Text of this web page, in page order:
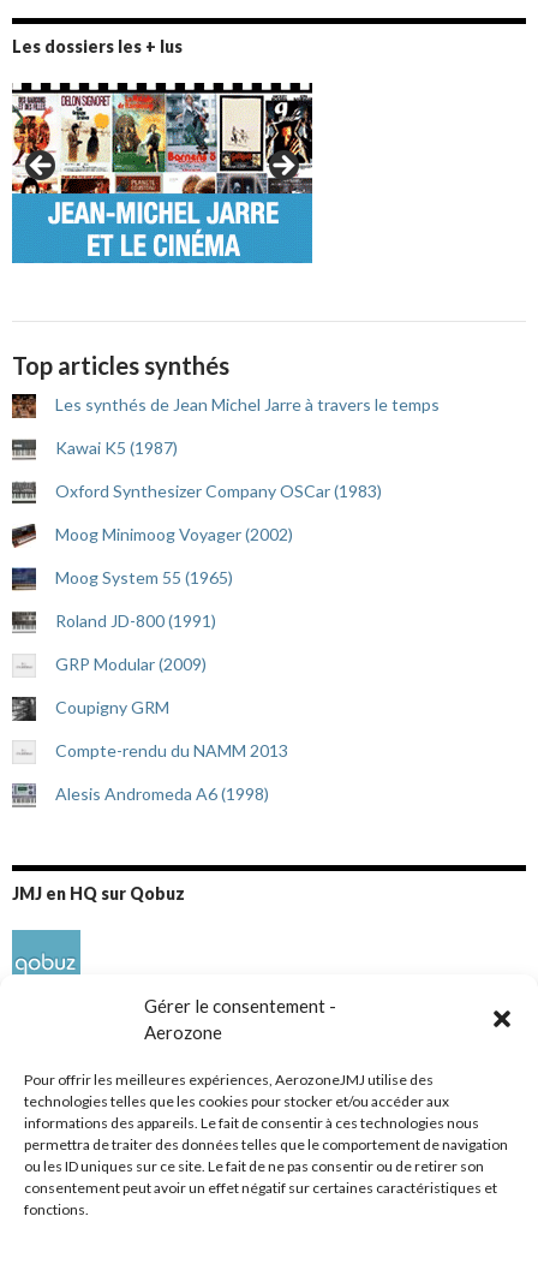
Gérer le consentement -
Aerozone
Pour offrir les meilleures expériences, AerozoneJMJ utilise des
technologies telles que les cookies pour stocker et/ou accéder aux
informations des appareils. Le fait de consentir à ces technologies nous
permettra de traiter des données telles que le comportement de navigation
ou les ID uniques sur ce site. Le fait de ne pas consentir ou de retirer son
consentement peut avoir un effet négatif sur certaines caractéristiques et
fonctions.
Les dossiers les + lus
Top articles synthés
Les synthés de Jean Michel Jarre à travers le temps
Kawai K5 (1987)
Oxford Synthesizer Company OSCar (1983)
Moog Minimoog Voyager (2002)
Moog System 55 (1965)
Roland JD-800 (1991)
GRP Modular (2009)
Coupigny GRM
Compte-rendu du NAMM 2013
Alesis Andromeda A6 (1998)
JMJ en HQ sur Qobuz
Réseaux sociaux